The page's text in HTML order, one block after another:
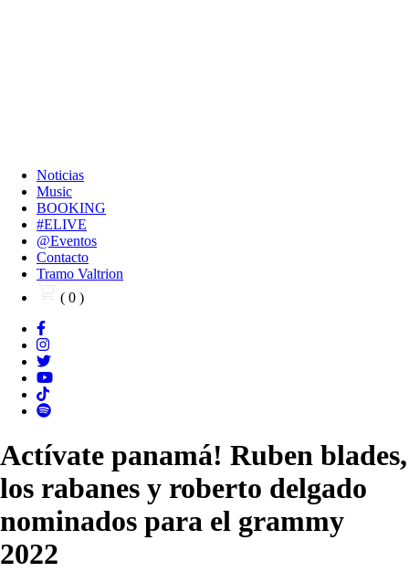
Noticias
Music
BOOKING
#ELIVE
@Eventos
Contacto
Tramo Valtrion
( 0 )
Actívate panamá! Ruben blades,
los rabanes y roberto delgado
nominados para el grammy
2022